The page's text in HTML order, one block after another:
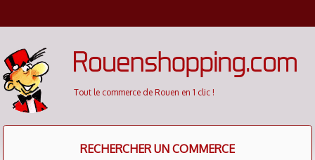
Tout le commerce de Rouen en 1 clic !
RECHERCHER UN COMMERCE